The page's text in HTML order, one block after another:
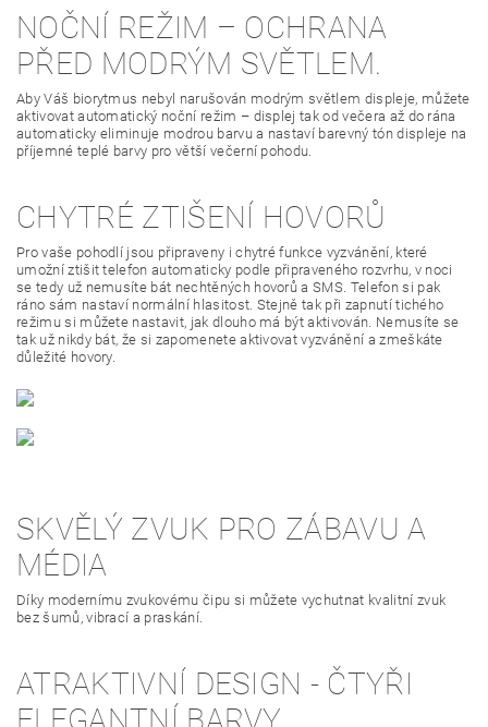
NOČNÍ REŽIM – OCHRANA
PŘED MODRÝM SVĚTLEM.
Aby Váš biorytmus nebyl narušován modrým světlem displeje, můžete
aktivovat automatický noční režim – displej tak od večera až do rána
automaticky eliminuje modrou barvu a nastaví barevný tón displeje na
příjemné teplé barvy pro větší večerní pohodu.
CHYTRÉ ZTIŠENÍ HOVORŮ
Pro vaše pohodlí jsou připraveny i chytré funkce vyzvánění, které
umožní ztišit telefon automaticky podle připraveného rozvrhu, v noci
se tedy už nemusíte bát nechtěných hovorů a SMS. Telefon si pak
ráno sám nastaví normální hlasitost. Stejně tak při zapnutí tichého
režimu si můžete nastavit, jak dlouho má být aktivován. Nemusíte se
tak už nikdy bát, že si zapomenete aktivovat vyzvánění a zmeškáte
důležité hovory.
SKVĚLÝ ZVUK PRO ZÁBAVU A
MÉDIA
Díky modernímu zvukovému čipu si můžete vychutnat kvalitní zvuk
bez šumů, vibrací a praskání.
ATRAKTIVNÍ DESIGN - ČTYŘI